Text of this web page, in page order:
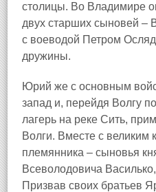
столицы. Во Владимире
двух старших сыновей –
с воеводой Петром
дружины.
Юрий же с основным
запад и, перейдя Волгу
лагерь на реке Сить,
Волги. Вместе с великим
племянника – сыновья
Всеволодовича
Призвав своих братьев